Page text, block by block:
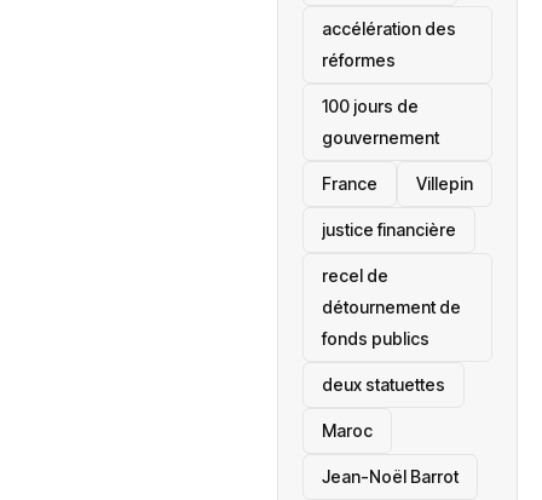
accélération des
réformes
100 jours de
gouvernement
France Villepin
justice financière
recel de
détournement de
fonds publics
deux statuettes
Maroc
Jean-Noël Barrot